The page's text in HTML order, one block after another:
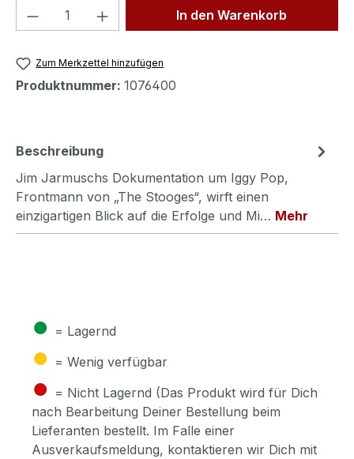
Produkt Anzahl: Gib denIn den Warenkorb
Zum Merkzettel hinzufügen
Produktnummer: 1076400
Beschreibung
Jim Jarmuschs Dokumentation um Iggy Pop,
Frontmann von „The Stooges“, wirft einen
einzigartigen Blick auf die Erfolge und Mi… Mehr
● = Lagernd
● = Wenig verfügbar
● = Nicht Lagernd (Das Produkt wird für Dich
nach Bearbeitung Deiner Bestellung beim
Lieferanten bestellt. Im Falle einer
Ausverkaufsmeldung, kontaktieren wir Dich mit